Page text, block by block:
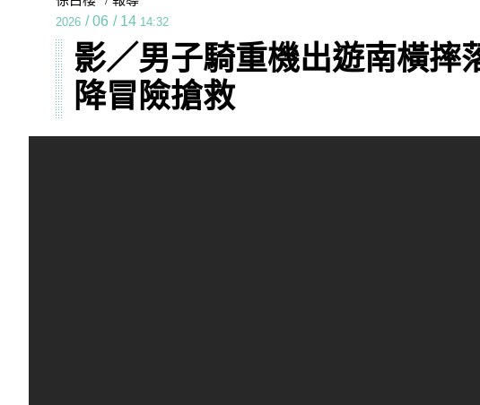
2026 / 06 / 14 14:32
影／男子騎重機出遊南橫摔
降冒險搶救